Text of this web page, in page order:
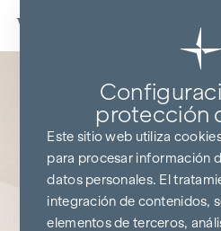
Ir al contenido
protección
Este sitio web utiliza
para procesar información
datos personales. El
integración de contenidos,
elementos de terceros,